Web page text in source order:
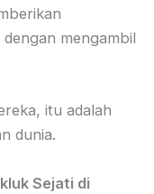
dengan mengambil
itu adalah
dunia.
Sejati di